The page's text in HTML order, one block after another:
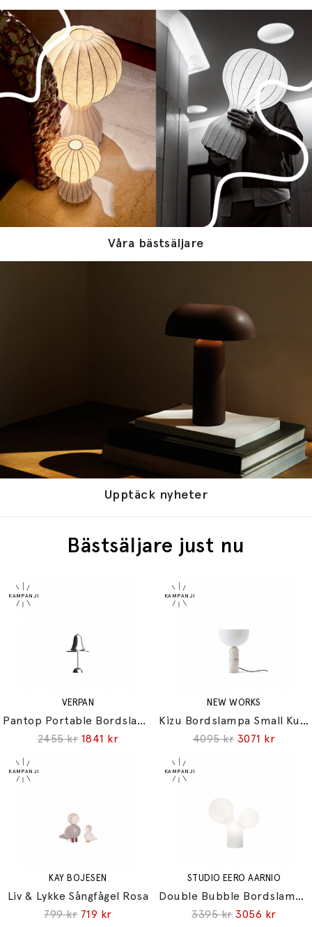
Våra bästsäljare
Upptäck nyheter
Bästsäljare just nu
VERPAN
Pantop Portable Bordslampa Ø18cm Chrome
2455 kr 1841 kr
NEW WORKS
Kizu Bordslampa Small Kunis Breccia Marble
4095 kr 3071 kr
KAY BOJESEN
Liv & Lykke Sångfågel Rosa
799 kr 719 kr
STUDIO EERO AARNIO
Double Bubble Bordslampa Small
3395 kr 3056 kr